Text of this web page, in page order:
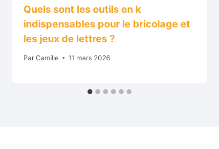
Quels sont les outils en k
indispensables pour le bricolage et
les jeux de lettres ?
ParCamille 11 mars 2026